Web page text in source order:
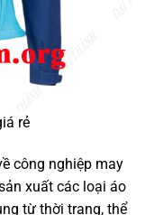
rẻ
công nghiệp may
xuất các loại áo
từ thời trang, thể